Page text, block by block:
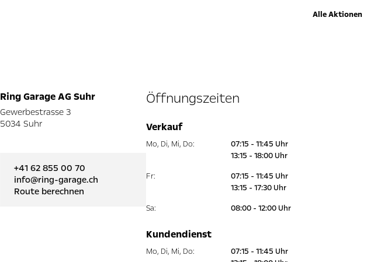
Alle Aktionen
Ring Garage AG Suhr
Gewerbestrasse 3
5034 Suhr
+41 62 855 00 70
info@ring-garage.ch
Route berechnen
Öffnungszeiten
Verkauf
Mo, Di, Mi, Do:
07:15 - 11:45 Uhr
13:15 - 18:00 Uhr
Fr:
07:15 - 11:45 Uhr
13:15 - 17:30 Uhr
Sa: 08:00 - 12:00 Uhr
Kundendienst
Mo, Di, Mi, Do:
07:15 - 11:45 Uhr